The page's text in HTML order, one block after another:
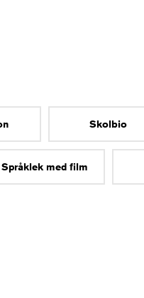
Skolbio
Språklek med film